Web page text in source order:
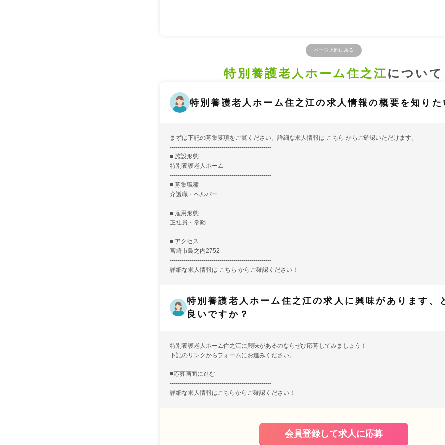
ページ上部に戻る
特別養護老人ホーム住之江について
特別養護老人ホーム住之江の求人情報の概要を知りた
まずは下記の募集要項をご覧ください。詳細な求人情報は こちら からご確認いただけます。
---------------------------------------------------
■ 施設形態
特別養護老人ホーム
---------------------------------------------------
■ 募集職種
介護職・ヘルパー
---------------------------------------------------
■ 雇用形態
正社員・常勤
---------------------------------------------------
■ アクセス
宮崎市島之内2752
---------------------------------------------------
詳細な求人情報は こちら からご確認ください！
特別養護老人ホーム住之江の求人に興味があります、
良いですか？
特別養護老人ホーム住之江に興味があるのならぜひ応募してみましょう！
下記のリンクからフォームにお進みください。
---------------------------------------------------
■応募画面に進む
---------------------------------------------------
詳細な求人情報はこちらからご確認ください！
会員登録して求人に応募